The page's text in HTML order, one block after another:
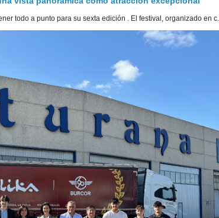
todo a punto para su sexta edición . El festival, organizado en c...